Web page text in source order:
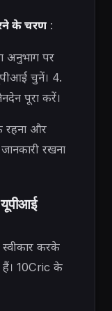
के चरण:
अनुभाग पर
चुनें। 4.
पूरा करें।
रहना और
रखना
स्वीकार करके
हैं। 10Cric के